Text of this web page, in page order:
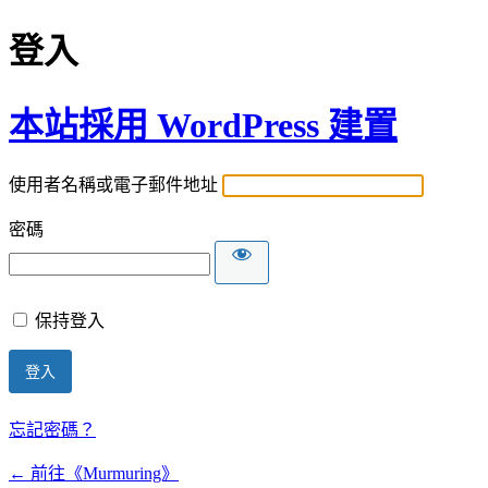
登入
本站採用 WordPress 建置
使用者名稱或電子郵件地址
密碼
保持登入
忘記密碼？
← 前往《Murmuring》